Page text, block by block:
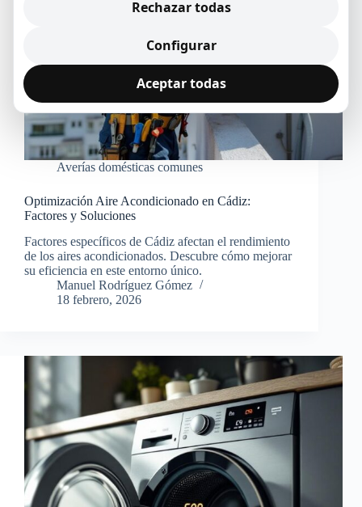
Averías domésticas comunes
Optimización Aire Acondicionado en Cádiz:
Factores y Soluciones
Factores específicos de Cádiz afectan el rendimiento
de los aires acondicionados. Descubre cómo mejorar
su eficiencia en este entorno único.
Manuel Rodríguez Gómez
18 febrero, 2026
Rechazar todas
Configurar
Aceptar todas